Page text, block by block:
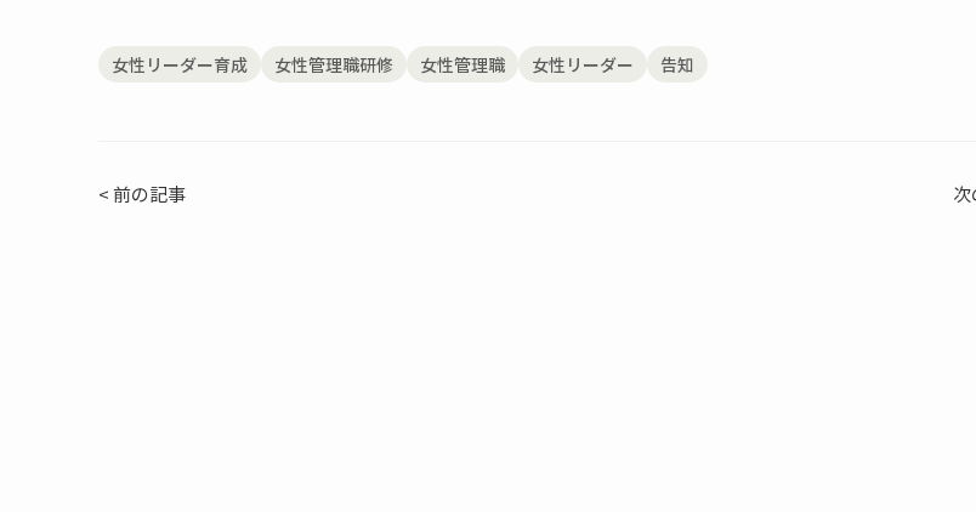
< 前の記事 次
女性リーダー育成 女性管理職研修 女性管理職 女性リーダー 告知